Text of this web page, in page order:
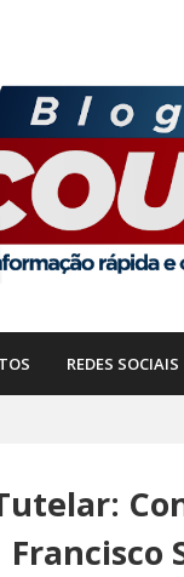
REDES SOCIAIS
Francisco